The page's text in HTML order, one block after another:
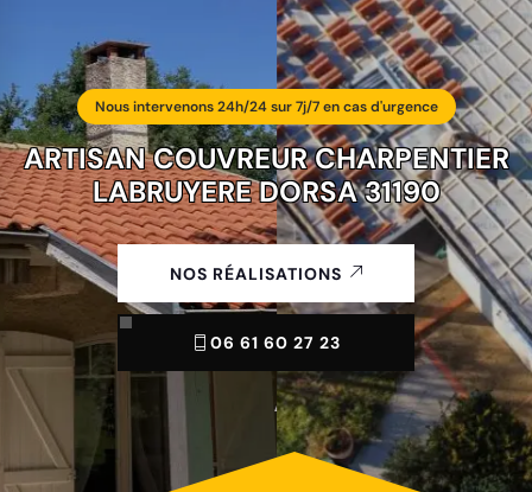
Nous intervenons 24h/24 sur 7j/7 en cas d'urgence
ARTISAN COUVREUR CHARPENTIER
LABRUYERE DORSA 31190
NOS RÉALISATIONS
06 61 60 27 23